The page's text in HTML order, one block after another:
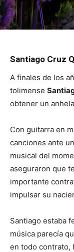
Santiago Cruz
A finales de los
tolimense
obtener un
Con guitarra en
canciones ante
musical del
aseguraron que
importante
impulsar su
Santiago estaba
música parecía
en todo contrato,